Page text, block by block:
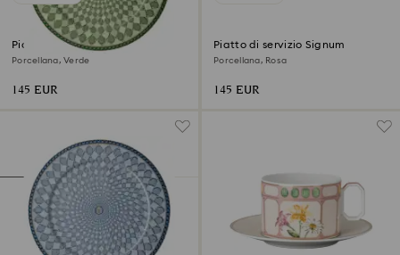
Piatto di servizio Signum
Porcellana, Verde
145 EUR
Piatto di servizio Signum
Porcellana, Rosa
145 EUR